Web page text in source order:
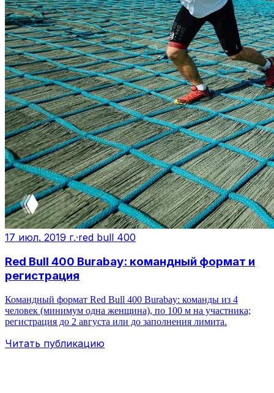
17 июл. 2019 г.·red bull 400
Red Bull 400 Burabay: командный формат и
регистрация
Командный формат Red Bull 400 Burabay: команды из 4
человек (минимум одна женщина), по 100 м на участника;
регистрация до 2 августа или до заполнения лимита.
Читать публикацию